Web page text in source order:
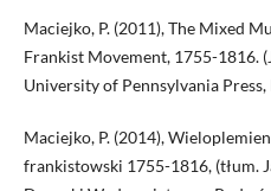
Maciejko, P. (2011), The Mixed
Frankist Movement, 1755-1816.
University of Pennsylvania
Maciejko, P. (2014),
frankistowski 1755-1816, (tłum.